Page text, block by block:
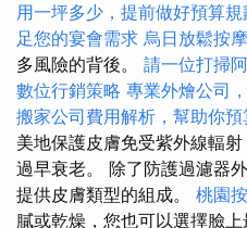
用一坪多少，提前做好預算規
足您的宴會需求 烏日放鬆按摩
多風險的背後。 請一位打掃
數位行銷策略 專業外燴公司
搬家公司費用解析，幫助你
美地保護皮膚免受紫外線輻
過早衰老。 除了防護過濾器
提供皮膚類型的組成。 桃園
膩或乾燥，您也可以選擇臉